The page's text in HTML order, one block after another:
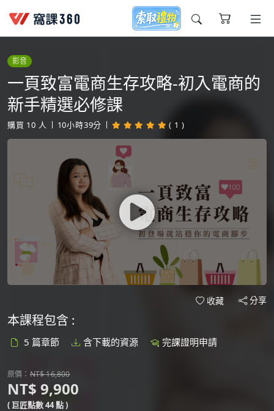
今天想要學什麼?
窩課推薦給您
影音
一頁致富電商生存攻略-初入電商的
新手精選必修課
購買 10 人 10小時39分 ( 1 )
收藏 分享
本課程包含 :
5 篇章節 含下載的資源 完課證明申請
原價：NT$ 16,800
NT$ 9,900
( 巨匠點數 44 點 )